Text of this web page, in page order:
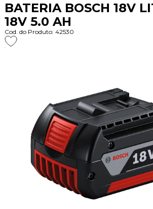
BATERIA BOSCH 18V
18V 5.0 AH
Cod. do Produto: 42530